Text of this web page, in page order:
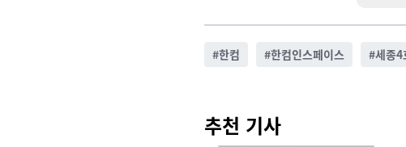
#한컴 #한컴인스페이스 #세종4
추천 기사